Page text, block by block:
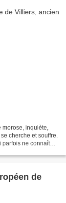
inquiète,
cherche et souffre.
parfois ne connaît
de